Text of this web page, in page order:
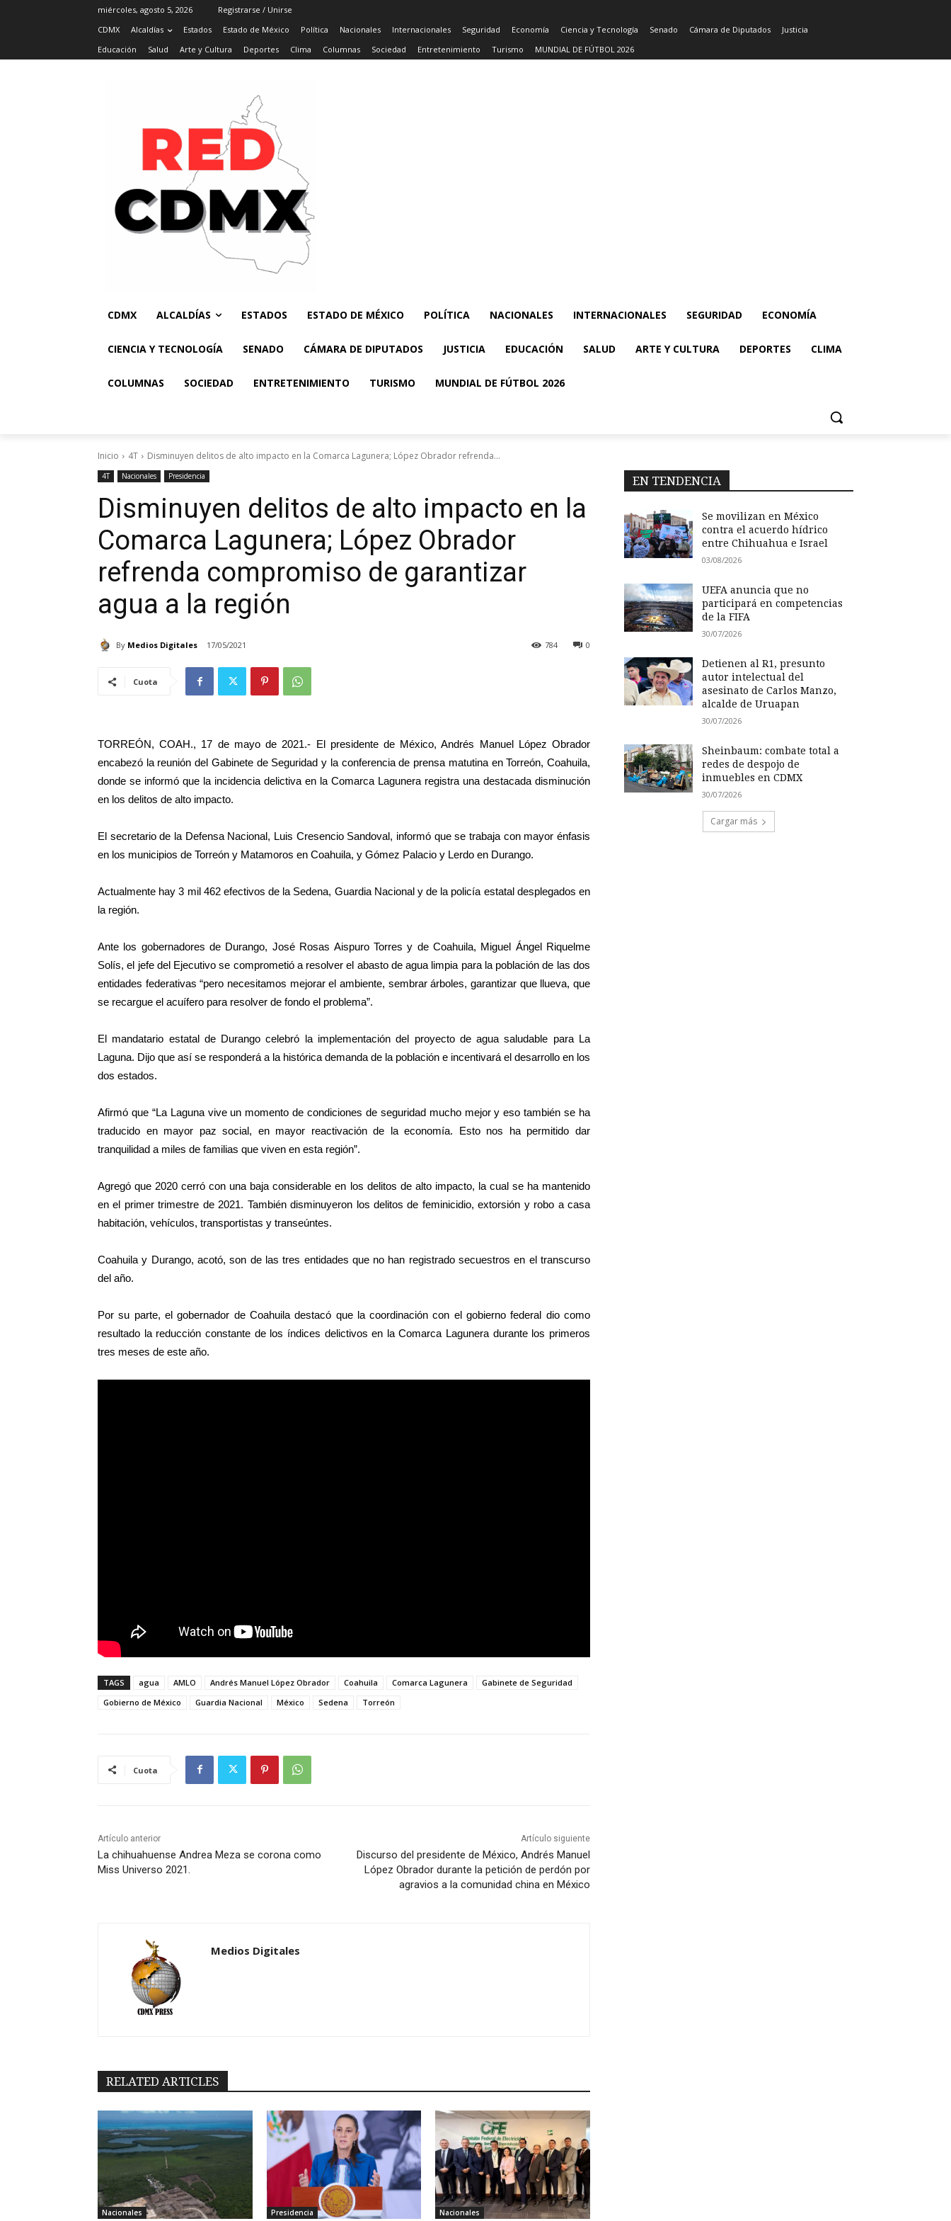
miércoles, agosto 5, 2026
Registrarse / Unirse
CDMX
Alcaldías Estados Estado de México Política Nacionales Internacionales Seguridad Economía Ciencia y Tecnología Senado Cámara de Diputados
Justicia
Educación
Salud Arte y Cultura Deportes Clima Columnas Sociedad Entretenimiento Turismo MUNDIAL DE FÚTBOL 2026
CDMX ALCALDÍAS ESTADOS ESTADO DE MÉXICO POLÍTICA NACIONALES INTERNACIONALES SEGURIDAD ECONOMÍA
CIENCIA Y TECNOLOGÍA SENADO CÁMARA DE DIPUTADOS JUSTICIA EDUCACIÓN SALUD ARTE Y CULTURA DEPORTES CLIMA
COLUMNAS SOCIEDAD ENTRETENIMIENTO TURISMO MUNDIAL DE FÚTBOL 2026
Inicio 4T Disminuyen delitos de alto impacto en la Comarca Lagunera; López Obrador refrenda...
4T Nacionales Presidencia
Disminuyen delitos de alto impacto en la
Comarca Lagunera; López Obrador
refrenda compromiso de garantizar
agua a la región
By Medios Digitales 17/05/2021 0
784
Cuota
TORREÓN, COAH., 17 de mayo de 2021.- El presidente de México, Andrés Manuel López Obrador
encabezó la reunión del Gabinete de Seguridad y la conferencia de prensa matutina en Torreón, Coahuila,
donde se informó que la incidencia delictiva en la Comarca Lagunera registra una destacada disminución
en los delitos de alto impacto.
El secretario de la Defensa Nacional, Luis Cresencio Sandoval, informó que se trabaja con mayor énfasis
en los municipios de Torreón y Matamoros en Coahuila, y Gómez Palacio y Lerdo en Durango.
Actualmente hay 3 mil 462 efectivos de la Sedena, Guardia Nacional y de la policía estatal desplegados en
la región.
Ante los gobernadores de Durango, José Rosas Aispuro Torres y de Coahuila, Miguel Ángel Riquelme
Solís, el jefe del Ejecutivo se comprometió a resolver el abasto de agua limpia para la población de las dos
entidades federativas “pero necesitamos mejorar el ambiente, sembrar árboles, garantizar que llueva, que
se recargue el acuífero para resolver de fondo el problema”.
El mandatario estatal de Durango celebró la implementación del proyecto de agua saludable para La
Laguna. Dijo que así se responderá a la histórica demanda de la población e incentivará el desarrollo en los
dos estados.
Afirmó que “La Laguna vive un momento de condiciones de seguridad mucho mejor y eso también se ha
traducido en mayor paz social, en mayor reactivación de la economía. Esto nos ha permitido dar
tranquilidad a miles de familias que viven en esta región”.
Agregó que 2020 cerró con una baja considerable en los delitos de alto impacto, la cual se ha mantenido
en el primer trimestre de 2021. También disminuyeron los delitos de feminicidio, extorsión y robo a casa
habitación, vehículos, transportistas y transeúntes.
Coahuila y Durango, acotó, son de las tres entidades que no han registrado secuestros en el transcurso
del año.
Por su parte, el gobernador de Coahuila destacó que la coordinación con el gobierno federal dio como
resultado la reducción constante de los índices delictivos en la Comarca Lagunera durante los primeros
tres meses de este año.
TAGS agua AMLO Andrés Manuel López Obrador Coahuila Comarca Lagunera
Gabinete de Seguridad
Gobierno de México
Guardia Nacional México Sedena Torreón
Cuota
Artículo anterior
La chihuahuense Andrea Meza se corona como
Miss Universo 2021.
Artículo siguiente
Discurso del presidente de México, Andrés Manuel
López Obrador durante la petición de perdón por
agravios a la comunidad china en México
Medios Digitales
RELATED ARTICLES
Nacionales Presidencia Nacionales
EN TENDENCIA
Se movilizan en México
contra el acuerdo hídrico
entre Chihuahua e Israel
03/08/2026
UEFA anuncia que no
participará en competencias
de la FIFA
30/07/2026
Detienen al R1, presunto
autor intelectual del
asesinato de Carlos Manzo,
alcalde de Uruapan
30/07/2026
Sheinbaum: combate total a
redes de despojo de
inmuebles en CDMX
30/07/2026
Cargar más